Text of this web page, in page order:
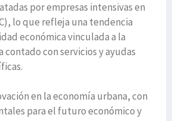
por empresas intensivas en
lo que refleja una tendencia
económica vinculada a la
contado con servicios y ayudas
en la economía urbana, con
para el futuro económico y